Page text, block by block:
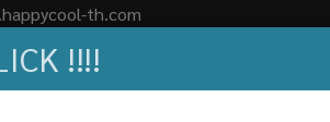
th.com
!!!!